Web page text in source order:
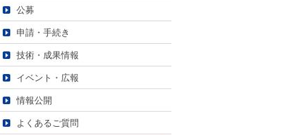
公募
申請・手続き
技術・成果情報
イベント・広報
情報公開
よくあるご質問